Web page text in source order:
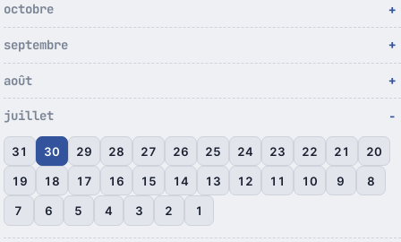
octobre
septembre
août
juillet
31 30 29 28 27 26 25 24 23 22 21 20
19 18 17 16 15 14 13 12 11 10 9 8
7 6 5 4 3 2 1